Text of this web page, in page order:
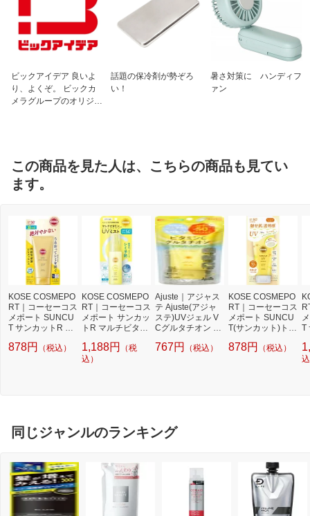
ビックアイデア 良いよ
り、よくぞ。 ビックカ
メラグループのオリジナ
話題の保冷剤が勢ぞろ
い！
暑さ対策に ハンディフ
ァン
この商品を見た人は、こちらの商品も見てい
ます。
KOSE COSMEPO
RT｜コーセーコス
メポート SUNCU
T サンカットR パ
ッセンス 80g SPF
878円 （税込）
KOSE COSMEPO
RT｜コーセーコス
メポート サンカッ
トR マルチビタミ
L
1,188円
（税
込）
Ajuste｜アジャス
テ Ajuste(アジャ
ステ)UVジェル V
Cグルタチオン SP
焼け止め］
767円 （税込）
KOSE COSMEPO
RT｜コーセーコス
メポート SUNCU
T(サンカット)トー
センス 80g SPF50
878円 （税込）
T
同じジャンルのランキング